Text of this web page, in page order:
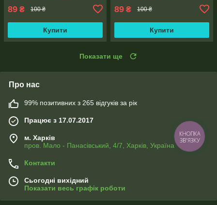
89 ₴ 100 ₴
Купити
89 ₴ 100 ₴
Купити
Показати ще
Про нас
99% позитивних з 265 відгуків за рік
Працює з 17.07.2017
м. Харків
пров. Мало - Панасівський, 4/7, Харків, Україна
Контакти
Сьогодні вихідний
Показати весь графік роботи
КНОПКА
ЗВ'ЯЗКУ